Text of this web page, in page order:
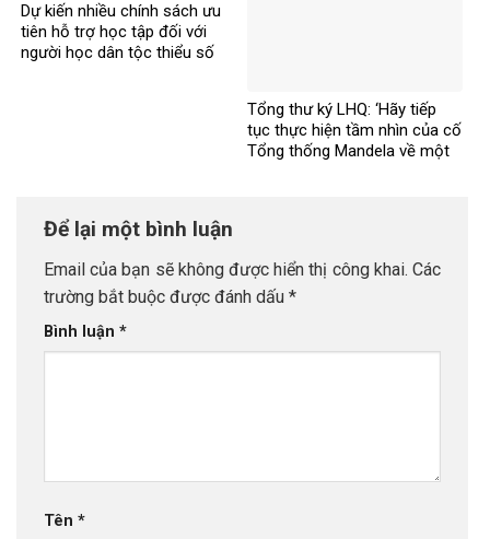
Dự kiến nhiều chính sách ưu
tiên hỗ trợ học tập đối với
người học dân tộc thiểu số
Tổng thư ký LHQ: ‘Hãy tiếp
tục thực hiện tầm nhìn của cố
Tổng thống Mandela về một
Để lại một bình luận
Email của bạn sẽ không được hiển thị công khai. Các
trường bắt buộc được đánh dấu *
Bình luận *
Tên *